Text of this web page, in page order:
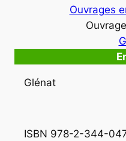
Ouvrages
Glénat
ISBN 978-2-344-